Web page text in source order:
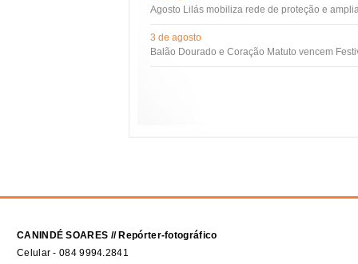
Agosto Lilás mobiliza rede de proteção e
3 de agosto
Balão Dourado e Coração Matuto vencem
CANINDÉ SOARES // Repórter-fotográfico
Celular - 084 9994.2841